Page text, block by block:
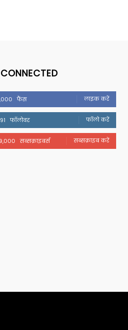
फैंस लाइक करें
फॉलोवर फॉलो करें
सब्सक्राइबर्स सब्सक्राइब करें